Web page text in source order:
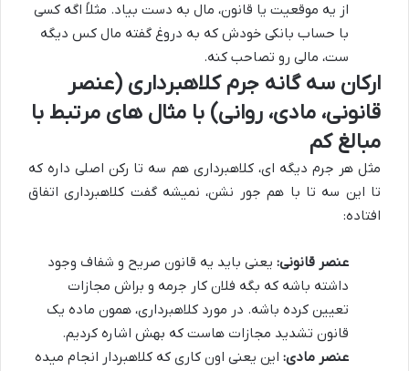
از یه موقعیت یا قانون، مال به دست بیاد. مثلاً اگه کسی
با حساب بانکی خودش که به دروغ گفته مال کس دیگه
ست، مالی رو تصاحب کنه.
ارکان سه گانه جرم کلاهبرداری (عنصر
قانونی، مادی، روانی) با مثال های مرتبط با
مبالغ کم
مثل هر جرم دیگه ای، کلاهبرداری هم سه تا رکن اصلی داره که
تا این سه تا با هم جور نشن، نمیشه گفت کلاهبرداری اتفاق
افتاده:
عنصر قانونی: یعنی باید یه قانون صریح و شفاف وجود
داشته باشه که بگه فلان کار جرمه و براش مجازات
تعیین کرده باشه. در مورد کلاهبرداری، همون ماده یک
قانون تشدید مجازات هاست که بهش اشاره کردیم.
عنصر مادی: این یعنی اون کاری که کلاهبردار انجام میده